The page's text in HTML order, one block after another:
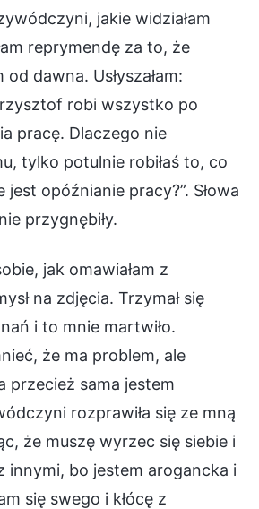
jakie widziałam
reprymendę za to, że
dawna. Usłyszałam:
robi wszystko po
pracę. Dlaczego nie
tylko potulnie robiłaś to, co
jest opóźnianie pracy?”. Słowa
przygnębiły.
jak omawiałam z
na zdjęcia. Trzymał się
i to mnie martwiło.
że ma problem, ale
przecież sama jestem
rozprawiła się ze mną
że muszę wyrzec się siebie i
innymi, bo jestem arogancka i
się swego i kłócę z